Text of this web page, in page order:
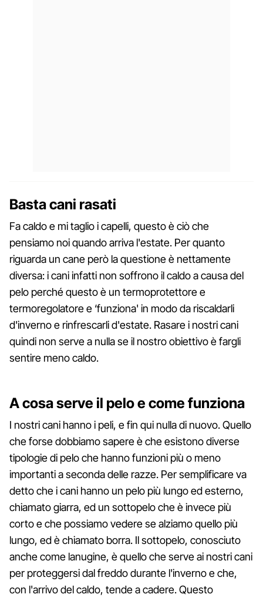
Basta cani rasati
Fa caldo e mi taglio i capelli, questo è ciò che
pensiamo noi quando arriva l'estate. Per quanto
riguarda un cane però la questione è nettamente
diversa: i cani infatti non soffrono il caldo a causa del
pelo perché questo è un termoprotettore e
termoregolatore e ‘funziona' in modo da riscaldarli
d'inverno e rinfrescarli d'estate. Rasare i nostri cani
quindi non serve a nulla se il nostro obiettivo è fargli
sentire meno caldo.
A cosa serve il pelo e come funziona
I nostri cani hanno i peli, e fin qui nulla di nuovo. Quello
che forse dobbiamo sapere è che esistono diverse
tipologie di pelo che hanno funzioni più o meno
importanti a seconda delle razze. Per semplificare va
detto che i cani hanno un pelo più lungo ed esterno,
chiamato giarra, ed un sottopelo che è invece più
corto e che possiamo vedere se alziamo quello più
lungo, ed è chiamato borra. Il sottopelo, conosciuto
anche come lanugine, è quello che serve ai nostri cani
per proteggersi dal freddo durante l'inverno e che,
con l'arrivo del caldo, tende a cadere. Questo